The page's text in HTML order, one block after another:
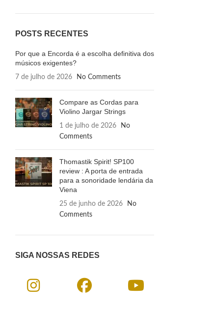
POSTS RECENTES
Por que a Encorda é a escolha definitiva dos
músicos exigentes?
7 de julho de 2026 No Comments
Compare as Cordas para
Violino Jargar Strings
1 de julho de 2026
No
Comments
Thomastik Spirit! SP100
review : A porta de entrada
para a sonoridade lendária da
Viena
25 de junho de 2026
No
Comments
SIGA NOSSAS REDES